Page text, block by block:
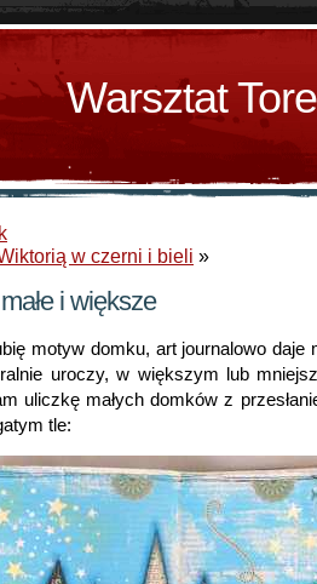
Warsztat
w czerni i bieli »
i większe
motyw domku, art journalowo daje
uroczy, w większym lub
uliczkę małych domków z
tle: